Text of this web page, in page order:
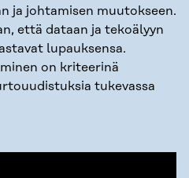
ja johtamisen muutokseen.
että dataan ja tekoälyyn
lupauksensa.
on kriteerinä
tukevassa